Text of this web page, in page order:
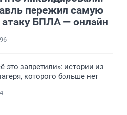
пережил самую
БПЛА — онлайн
это запретили»: истории из
которого больше нет